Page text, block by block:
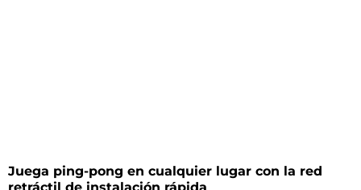
Juega ping-pong en cualquier lugar con la red